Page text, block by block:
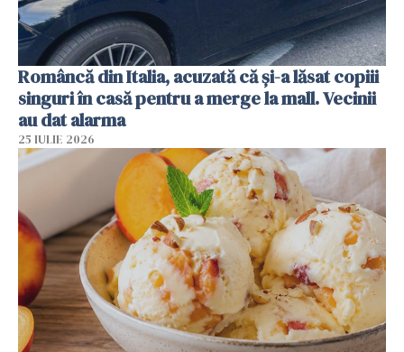
Româncă din Italia, acuzată că și-a lăsat copiii
singuri în casă pentru a merge la mall. Vecinii
au dat alarma
25 IULIE 2026